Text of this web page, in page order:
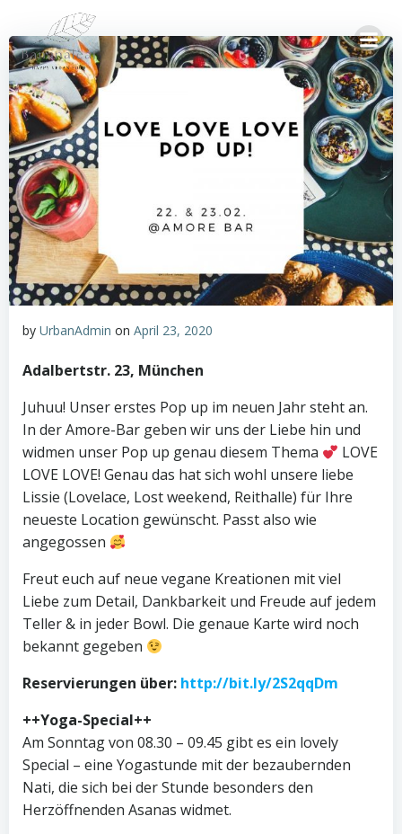
zum
Inhalt
by UrbanAdmin on April 23, 2020
Adalbertstr. 23, München
Juhuu! Unser erstes Pop up im neuen Jahr steht an.
In der Amore-Bar geben wir uns der Liebe hin und
widmen unser Pop up genau diesem Thema
LOVE
LOVE LOVE! Genau das hat sich wohl unsere liebe
Lissie (Lovelace, Lost weekend, Reithalle) für Ihre
neueste Location gewünscht. Passt also wie
angegossen
Freut euch auf neue vegane Kreationen mit viel
Liebe zum Detail, Dankbarkeit und Freude auf jedem
Teller & in jeder Bowl. Die genaue Karte wird noch
bekannt gegeben
Reservierungen über: http://bit.ly/2S2qqDm
++Yoga-Special++
Am Sonntag von 08.30 – 09.45 gibt es ein lovely
Special – eine Yogastunde mit der bezaubernden
Nati, die sich bei der Stunde besonders den
Herzöffnenden Asanas widmet.